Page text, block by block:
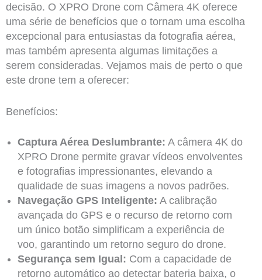
decisão. O XPRO Drone com Câmera 4K oferece
uma série de benefícios que o tornam uma escolha
excepcional para entusiastas da fotografia aérea,
mas também apresenta algumas limitações a
serem consideradas. Vejamos mais de perto o que
este drone tem a oferecer:
Benefícios:
Captura Aérea Deslumbrante: A câmera 4K do
XPRO Drone permite gravar vídeos envolventes
e fotografias impressionantes, elevando a
qualidade de suas imagens a novos padrões.
Navegação GPS Inteligente: A calibração
avançada do GPS e o recurso de retorno com
um único botão simplificam a experiência de
voo, garantindo um retorno seguro do drone.
Segurança sem Igual: Com a capacidade de
retorno automático ao detectar bateria baixa, o